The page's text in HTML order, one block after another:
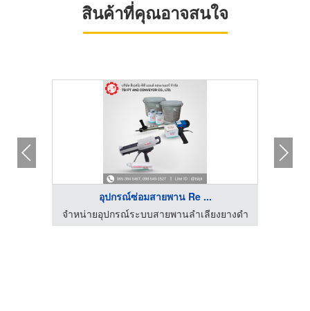
สินค้าที่คุณอาจสนใจ
อุปกรณ์ซ่อมสายพาน Re ...
จำหน่ายอุปกรณ์ระบบสายพานลำเลียงยางดำ